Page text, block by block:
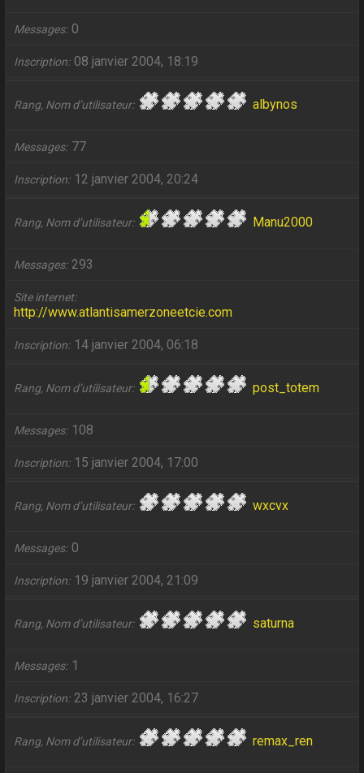
Messages 0
Inscription 08 janvier 2004, 18:19
Rang, Nom d’utilisateur albynos
Messages 77
Inscription 12 janvier 2004, 20:24
Rang, Nom d’utilisateur Manu2000
Messages 293
Site internet
http://www.atlantisamerzoneetcie.com
Inscription 14 janvier 2004, 06:18
Rang, Nom d’utilisateur post_totem
Messages 108
Inscription 15 janvier 2004, 17:00
Rang, Nom d’utilisateur wxcvx
Messages 0
Inscription 19 janvier 2004, 21:09
Rang, Nom d’utilisateur saturna
Messages 1
Inscription 23 janvier 2004, 16:27
Rang, Nom d’utilisateur remax_ren